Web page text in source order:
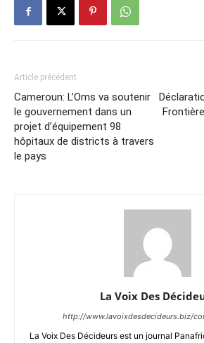
Article précédent
Cameroun: L’Oms va soutenir
le gouvernement dans un
projet d’équipement 98
hôpitaux de districts à travers
le pays
La Voix Des
http://www.lavoixdesdecideurs.biz/
La Voix Des Décideurs est un journal